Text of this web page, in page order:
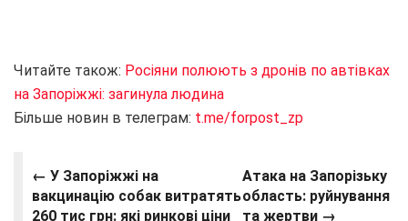
Читайте також: Росіяни полюють з дронів по автівках
на Запоріжжі: загинула людина
Більше новин в телеграм: t.me/forpost_zp
← У Запоріжжі на
вакцинацію собак витратять
260 тис грн: які ринкові ціни
Атака на Запорізьку
область: руйнування
та жертви →